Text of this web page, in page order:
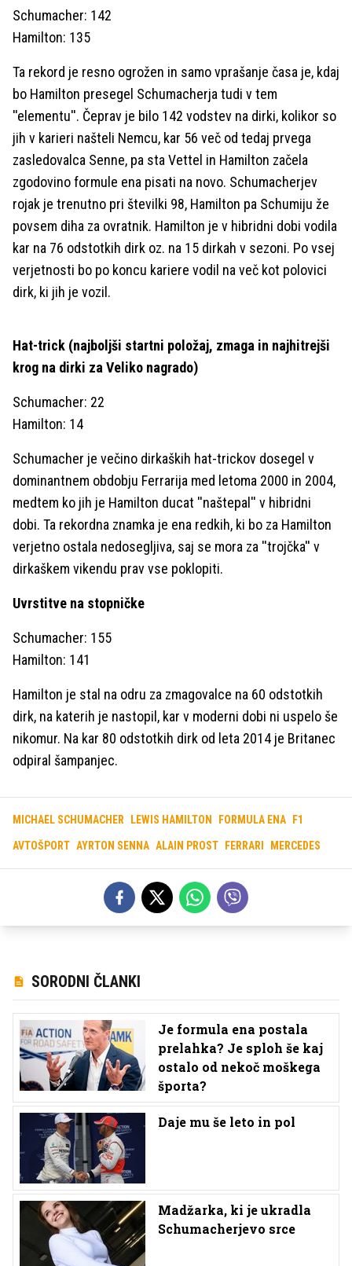
Schumacher: 142
Hamilton: 135
Ta rekord je resno ogrožen in samo vprašanje časa je, kdaj
bo Hamilton presegel Schumacherja tudi v tem
''elementu''. Čeprav je bilo 142 vodstev na dirki, kolikor so
jih v karieri našteli Nemcu, kar 56 več od tedaj prvega
zasledovalca Senne, pa sta Vettel in Hamilton začela
zgodovino formule ena pisati na novo. Schumacherjev
rojak je trenutno pri številki 98, Hamilton pa Schumiju že
povsem diha za ovratnik. Hamilton je v hibridni dobi vodila
kar na 76 odstotkih dirk oz. na 15 dirkah v sezoni. Po vsej
verjetnosti bo po koncu kariere vodil na več kot polovici
dirk, ki jih je vozil.
Hat-trick (najboljši startni položaj, zmaga in najhitrejši
krog na dirki za Veliko nagrado)
Schumacher: 22
Hamilton: 14
Schumacher je večino dirkaških hat-trickov dosegel v
dominantnem obdobju Ferrarija med letoma 2000 in 2004,
medtem ko jih je Hamilton ducat ''naštepal'' v hibridni
dobi. Ta rekordna znamka je ena redkih, ki bo za Hamilton
verjetno ostala nedosegljiva, saj se mora za ''trojčka'' v
dirkaškem vikendu prav vse poklopiti.
Uvrstitve na stopničke
Schumacher: 155
Hamilton: 141
Hamilton je stal na odru za zmagovalce na 60 odstotkih
dirk, na katerih je nastopil, kar v moderni dobi ni uspelo še
nikomur. Na kar 80 odstotkih dirk od leta 2014 je Britanec
odpiral šampanjec.
MICHAEL SCHUMACHER LEWIS HAMILTON FORMULA ENA F1
AVTOŠPORT AYRTON SENNA ALAIN PROST FERRARI MERCEDES
SORODNI ČLANKI
Je formula ena postala
prelahka? Je sploh še kaj
ostalo od nekoč moškega
športa?
Daje mu še leto in pol
Madžarka, ki je ukradla
Schumacherjevo srce